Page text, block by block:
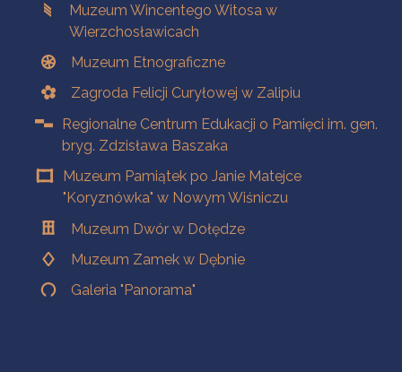
Muzeum Wincentego Witosa w
Wierzchosławicach
Muzeum Etnograficzne
Zagroda Felicji Curyłowej w Zalipiu
Regionalne Centrum Edukacji o Pamięci im. gen.
bryg. Zdzisława Baszaka
Muzeum Pamiątek po Janie Matejce
"Koryznówka" w Nowym Wiśniczu
Muzeum Dwór w Dołędze
Muzeum Zamek w Dębnie
Galeria "Panorama"